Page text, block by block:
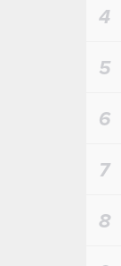
4
5
6
7
8